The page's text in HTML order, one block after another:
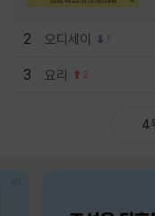
2 오디세이 1
3 요리 2
4